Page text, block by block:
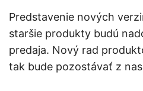
Predstavenie nových
staršie produkty budú
predaja. Nový rad
tak bude pozostávať z